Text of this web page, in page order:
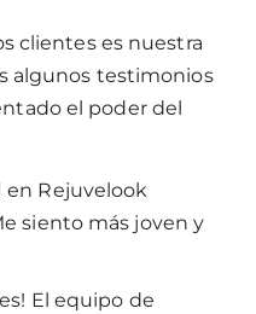
clientes es nuestra
algunos testimonios
el poder del
en Rejuvelook
siento más joven y
El equipo de